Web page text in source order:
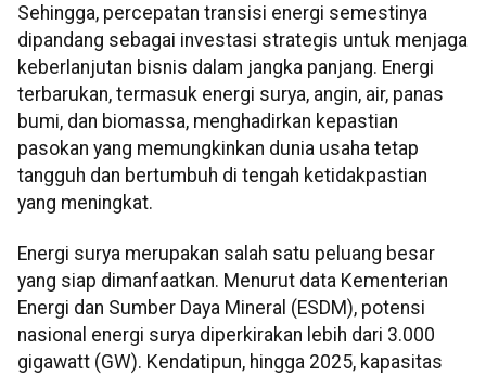
Sehingga, percepatan transisi energi semestinya
dipandang sebagai investasi strategis untuk menjaga
keberlanjutan bisnis dalam jangka panjang. Energi
terbarukan, termasuk energi surya, angin, air, panas
bumi, dan biomassa, menghadirkan kepastian
pasokan yang memungkinkan dunia usaha tetap
tangguh dan bertumbuh di tengah ketidakpastian
yang meningkat.
Energi surya merupakan salah satu peluang besar
yang siap dimanfaatkan. Menurut data Kementerian
Energi dan Sumber Daya Mineral (ESDM), potensi
nasional energi surya diperkirakan lebih dari 3.000
gigawatt (GW). Kendatipun, hingga 2025, kapasitas